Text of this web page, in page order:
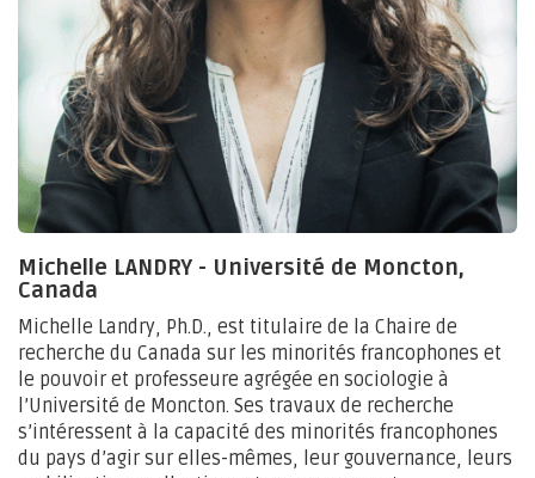
Michelle LANDRY - Université de Moncton,
Canada
Michelle Landry, Ph.D., est titulaire de la Chaire de
recherche du Canada sur les minorités francophones et
le pouvoir et professeure agrégée en sociologie à
l’Université de Moncton. Ses travaux de recherche
s’intéressent à la capacité des minorités francophones
du pays d’agir sur elles-mêmes, leur gouvernance, leurs